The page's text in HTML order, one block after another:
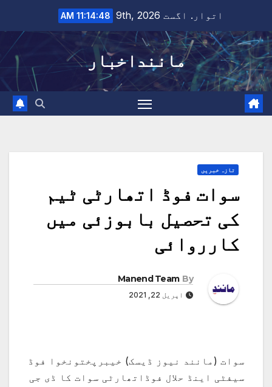
content
اتوار. اگست 9th, 2026 11:14:48 AM
ماننداخبار
تازہ خبریں
سوات فوڈ اتھارٹی ٹیم
کی تحصیل بابوزئی میں
کارروائی
By
Manend Team
اپریل 22, 2021
سوات (مانند نیوز ڈیسک) خیبرپختونخوا فوڈ
سیفٹی اینڈ حلال فوڈاتھارٹی سوات کا ڈی جی